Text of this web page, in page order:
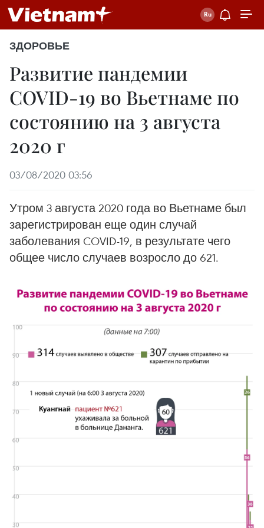
ЗДОРОВЬЕ
Развитие пандемии
COVID-19 во Вьетнаме по
состоянию на 3 августа
2020 г
03/08/2020 03:56
Утром 3 августа 2020 года во Вьетнаме был
зарегистрирован еще один случай
заболевания COVID-19, в результате чего
общее число случаев возросло до 621.